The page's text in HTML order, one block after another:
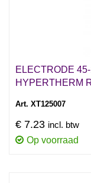
ELECTRODE
HYPERTHERM
Art. XT125007
€ 7.23 incl. btw
Op voorraad